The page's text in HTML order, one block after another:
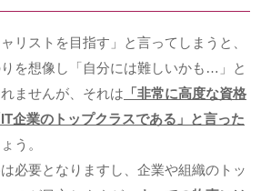
リストを目指す」と言ってしまうと、
を想像し「自分には難しいかも…」と
ませんが、それは 「非常に高度な資格
IT企業のトップクラスである」と言った
う。
必要となりますし、企業や組織のトッ